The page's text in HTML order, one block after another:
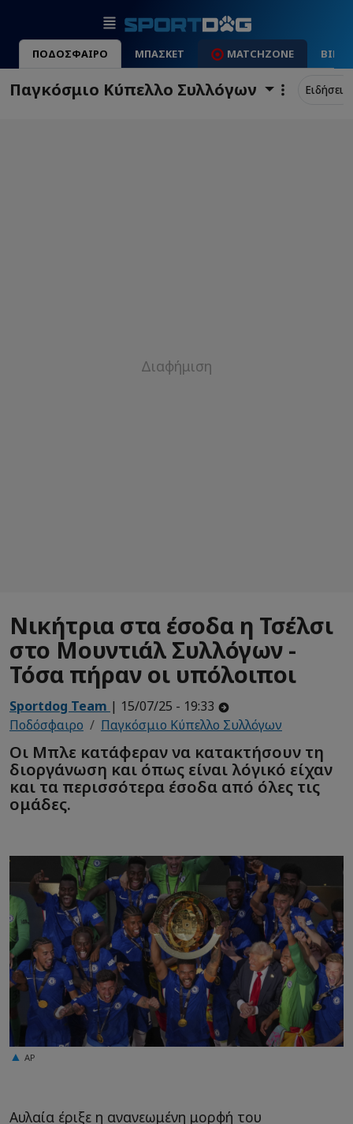
ΠΟΔΟΣΦΑΙΡΟ ΜΠΑΣΚΕΤ MATCHZONE
Παγκόσμιο Κύπελλο Συλλόγων Ειδήσεις
Νικήτρια στα έσοδα η Τσέλσι
στο Μουντιάλ Συλλόγων -
Τόσα πήραν οι υπόλοιποι
Sportdog Team | 15/07/25 - 19:33
Ποδόσφαιρο
Παγκόσμιο Κύπελλο Συλλόγων
Οι Μπλε κατάφεραν να κατακτήσουν τη
διοργάνωση και όπως είναι λόγικό είχαν
και τα περισσότερα έσοδα από όλες τις
ομάδες.
AP
Αυλαία έριξε η ανανεωμένη μορφή του